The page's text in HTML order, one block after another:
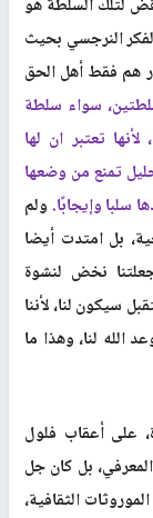
لتلك السلطة هو
النرجسي بحيث
هم فقط أهل الحق
سواء سلطة
تعتبر ان لها
تمنع من وضعها
سلبا وإيجابًا.ولم
بل امتدت أيضا
نخض لنشوة
سيكون لنا، لأننا
الله لنا، وهذا ما
على أعقاب فلول
بل كان جل
الثقافية،